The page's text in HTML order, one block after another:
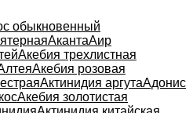
обыкновенный
АкантаАир
Акебия трехлистная
Акебия розовая
Актинидия аргутаАдонис
Акебия золотистая